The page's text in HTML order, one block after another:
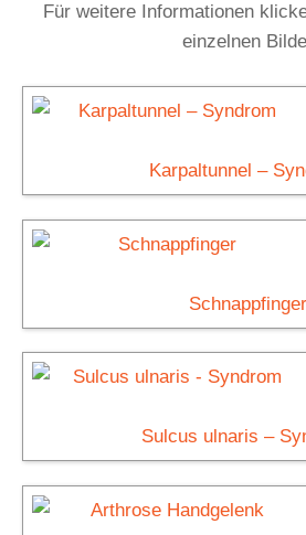
Für weitere Informationen
einzelnen
Karpaltunnel –
Schnappfinger
Sulcus ulnaris –